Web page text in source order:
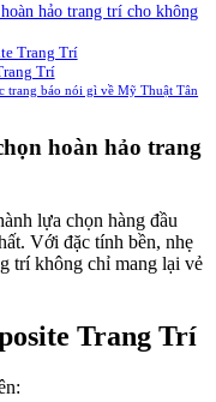
hảo trang trí cho không
Trang Trí
Trí
trang báo nói gì về Mỹ Thuật Tân
hoàn hảo trang
lựa chọn hàng đầu
Với đặc tính bền, nhẹ
trí không chỉ mang lại vẻ
Trang Trí